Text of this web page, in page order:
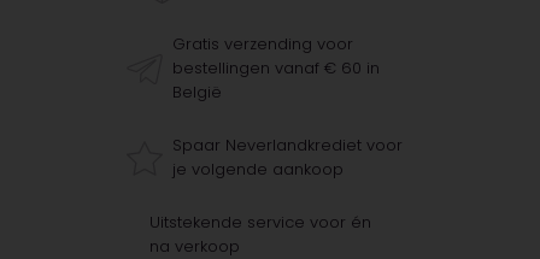
Gratis verzending voor
bestellingen vanaf € 60 in
België
Spaar Neverlandkrediet voor
je volgende aankoop
Uitstekende service voor én
na verkoop